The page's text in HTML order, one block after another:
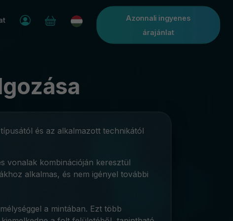
Azonnali ingyenes
árajánlat
és az alkalmazott technikától
vonalak kombinációján keresztül
alkalmas, és nem igényel további
a mintában. Ezt több